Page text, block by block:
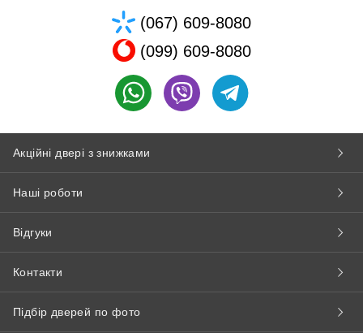
(067) 609-8080
(099) 609-8080
Акційні двері з знижками
Наші роботи
Відгуки
Контакти
Підбір дверей по фото